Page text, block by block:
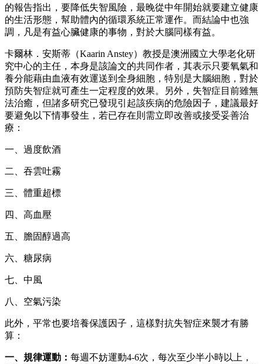
的報告指出，要降低失智風險，最晚從中年開始就要建立健康
的生活形態，幫助體內的循環系統正常運作。而結論中也強
調，凡是有益心臟健康的事物，對於大腦同樣有益。
卡爾林．安斯蒂（Kaarin Anstey）教授是澳洲國立大學老化研
究中心的主任，本身是該論文的共同作者，其表示只要氧氣和
養分能藉由血液有效運送到全身細胞，特別是大腦細胞，對於
預防失智症就可產生一定程度的效果。另外，失智症目前雖無
法治癒，但諸多研究已發現引起該疾病的危險因子，建議最好
要避免以下情事發生，若已存在則需立即改善或接受妥善治
療：
一、過度飲酒
二、吞雲吐霧
三、體重超標
四、高血壓
五、膽固醇過高
六、糖尿病
七、中風
八、空氣污染
此外，平常也要培養保護因子，這樣對抗失智症來襲才有勝
算：
一、規律運動： 每週不妨運動4-6次，每次至少半小時以上，